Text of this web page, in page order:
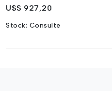
U$S 927,20
Stock: Consulte